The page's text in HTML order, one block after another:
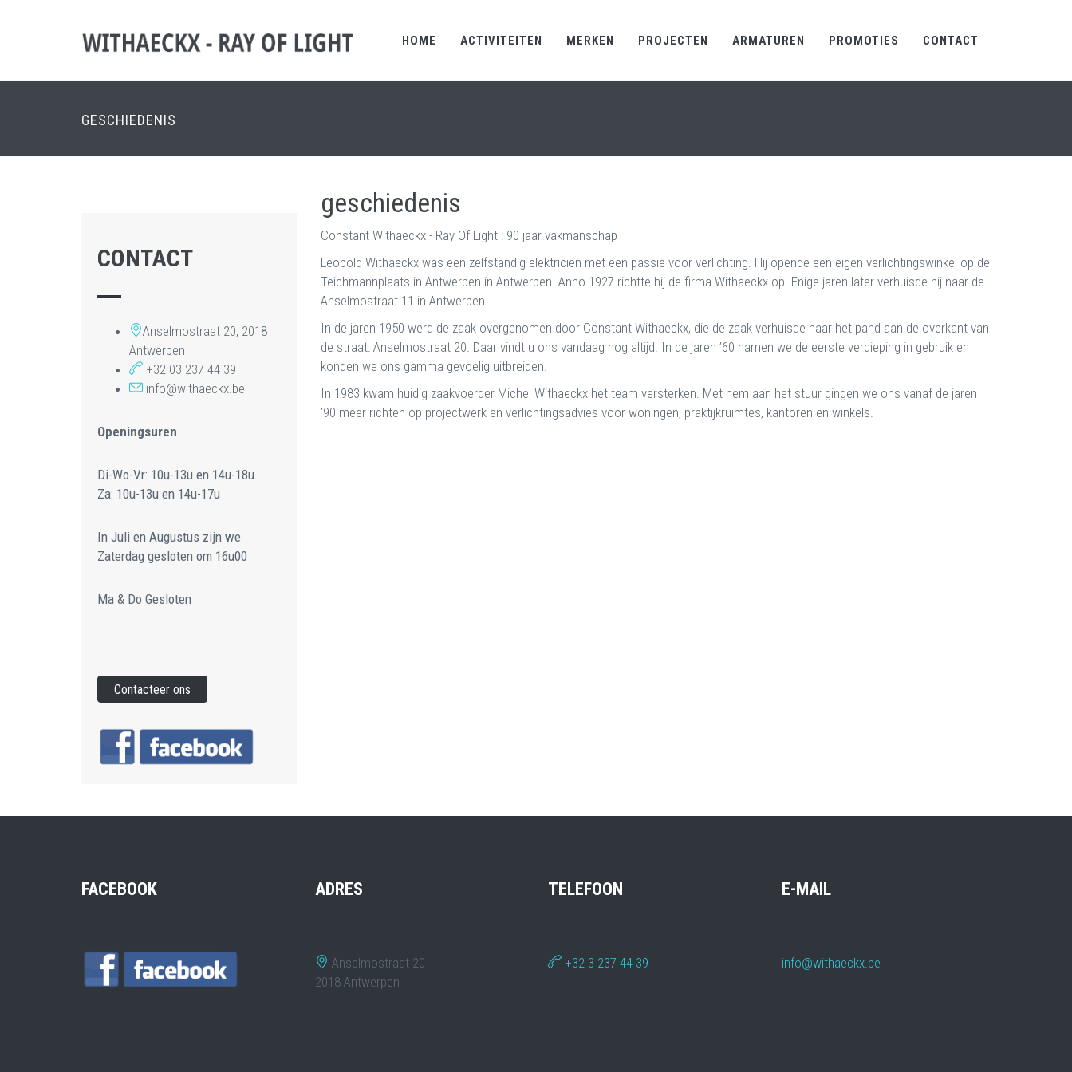
HOME ACTIVITEITEN MERKEN PROJECTEN ARMATUREN PROMOTIES CONTACT
GESCHIEDENIS
CONTACT
Anselmostraat 20, 2018
Antwerpen
+32 03 237 44 39
info@withaeckx.be
Openingsuren
Di-Wo-Vr: 10u-13u en 14u-18u
Za: 10u-13u en 14u-17u
In Juli en Augustus zijn we
Zaterdag gesloten om 16u00
Ma & Do Gesloten
Contacteer ons
geschiedenis
Constant Withaeckx - Ray Of Light : 90 jaar vakmanschap
Leopold Withaeckx was een zelfstandig elektricien met een passie voor verlichting. Hij opende een eigen verlichtingswinkel op de
Teichmannplaats in Antwerpen in Antwerpen. Anno 1927 richtte hij de firma Withaeckx op. Enige jaren later verhuisde hij naar de
Anselmostraat 11 in Antwerpen.
In de jaren 1950 werd de zaak overgenomen door Constant Withaeckx, die de zaak verhuisde naar het pand aan de overkant van
de straat: Anselmostraat 20. Daar vindt u ons vandaag nog altijd. In de jaren ’60 namen we de eerste verdieping in gebruik en
konden we ons gamma gevoelig uitbreiden.
In 1983 kwam huidig zaakvoerder Michel Withaeckx het team versterken. Met hem aan het stuur gingen we ons vanaf de jaren
’90 meer richten op projectwerk en verlichtingsadvies voor woningen, praktijkruimtes, kantoren en winkels.
FACEBOOK ADRES
Anselmostraat 20
2018 Antwerpen
TELEFOON
+32 3 237 44 39
E-MAIL
info@withaeckx.be